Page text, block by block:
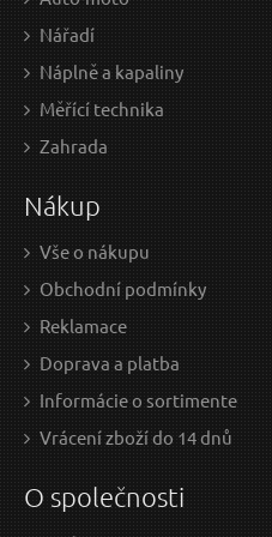
32.41 EUR bez DPH
Skladem
Nářadí
Náplně a kapaliny
Měřící technika
Zahrada
Nákup
Vše o nákupu
Obchodní podmínky
Reklamace
Doprava a platba
Informácie o sortimente
Vrácení zboží do 14 dnů
O společnosti